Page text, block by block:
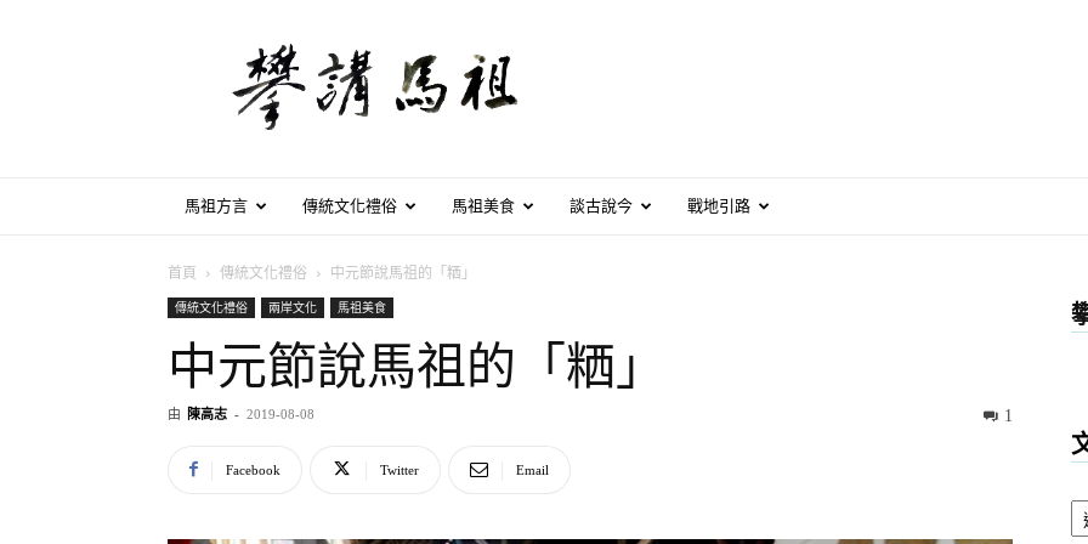
馬祖方言 傳統文化禮俗 馬祖美食 談古說今 戰地引路
首頁 傳統文化禮俗
中元節說馬祖的「粞」
傳統文化禮俗
兩岸文化 馬祖美食
中元節說馬祖的「粞」
由 陳高志 - 2019-08-08 1
Facebook Twitter Email
文
章